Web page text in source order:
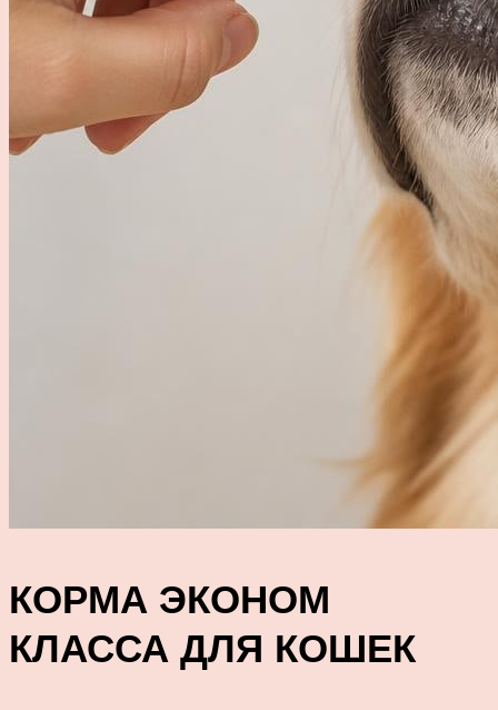
КОРМА ЭКОНОМ
КЛАССА ДЛЯ КОШЕК